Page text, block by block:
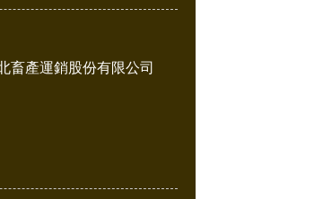
畜產運銷股份有限公司